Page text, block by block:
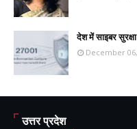
देश में साइबर
December
उत्तर प्रदेश